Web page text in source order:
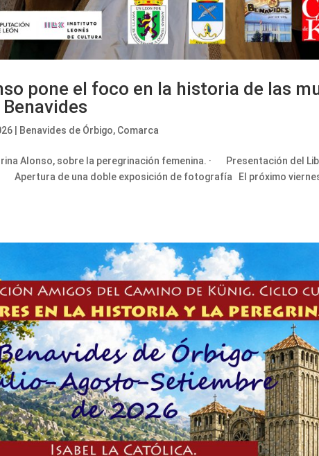
pone el foco en la historia de las
Benavides de Órbigo, Comarca
Alonso, sobre la peregrinación femenina. · Presentación del
Apertura de una doble exposición de fotografía El próximo